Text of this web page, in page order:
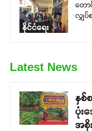
နိုင်ငံရေး
တော
လျှပ်
Latest News
နှစ်
ပုံး
အစို